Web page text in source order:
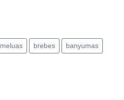
meluas brebes banyumas